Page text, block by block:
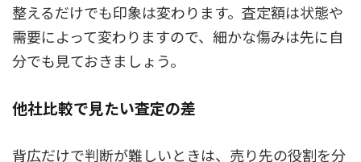
整えるだけでも印象は変わります。査定額は状態や
需要によって変わりますので、細かな傷みは先に自
分でも見ておきましょう。
他社比較で見たい査定の差
背広だけで判断が難しいときは、売り先の役割を分